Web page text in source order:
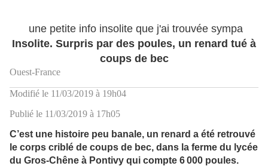
une petite info insolite que j'ai trouvée sympa
Insolite. Surpris par des poules, un renard tué à
coups de bec
Ouest-France
Modifié le 11/03/2019 à 19h04
Publié le 11/03/2019 à 17h05
C’est une histoire peu banale, un renard a été retrouvé
le corps criblé de coups de bec, dans la ferme du lycée
du Gros-Chêne à Pontivy qui compte 6 000 poules.